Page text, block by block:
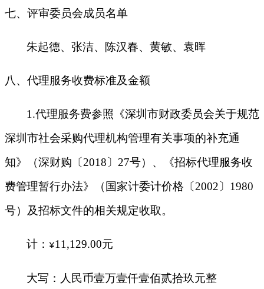
七、评审委员会成员名单
朱起德、张洁、陈汉春、黄敏、袁晖
八、代理服务收费标准及金额
1.代理服务费参照《深圳市财政委员会关于规范
深圳市社会采购代理机构管理有关事项的补充通
知》（深财购〔2018〕27号）、《招标代理服务收
费管理暂行办法》（国家计委计价格〔2002〕1980
号）及招标文件的相关规定收取。
计： ¥11,129.00元
大写：人民币壹万壹仟壹佰贰拾玖元整